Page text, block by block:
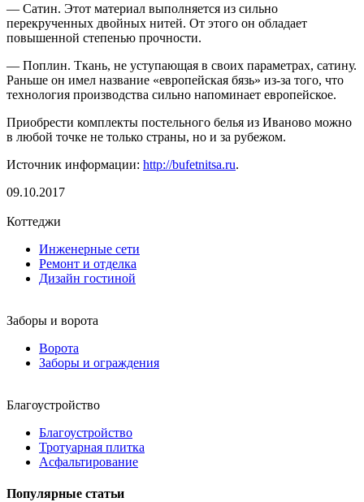
— Сатин. Этот материал выполняется из сильно
перекрученных двойных нитей. От этого он обладает
повышенной степенью прочности.
— Поплин. Ткань, не уступающая в своих параметрах, сатину.
Раньше он имел название «европейская бязь» из-за того, что
технология производства сильно напоминает европейское.
Приобрести комплекты постельного белья из Иваново можно
в любой точке не только страны, но и за рубежом.
Источник информации: http://bufetnitsa.ru.
09.10.2017
Коттеджи
Инженерные сети
Ремонт и отделка
Дизайн гостиной
Заборы и ворота
Ворота
Заборы и ограждения
Благоустройство
Благоустройство
Тротуарная плитка
Асфальтирование
Популярные статьи